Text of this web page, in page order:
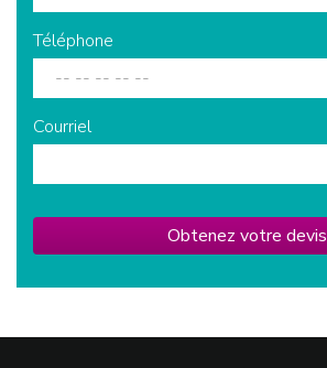
Téléphone
Courriel
Obtenez votre devis